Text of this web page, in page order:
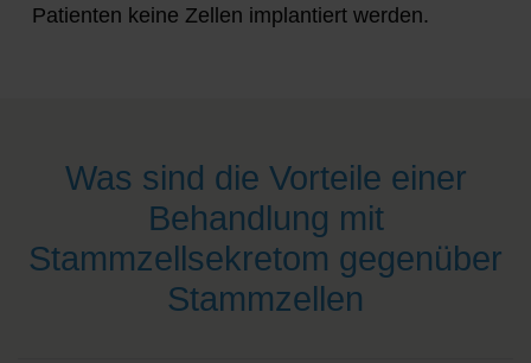
Patienten keine Zellen implantiert werden.
Was sind die Vorteile einer
Behandlung mit
Stammzellsekretom gegenüber
Stammzellen